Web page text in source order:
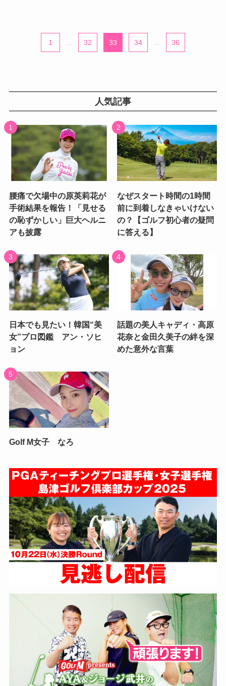
1 32 33 34 36
人気記事
腰痛で欠場中の原英莉花が
手術結果を報告！「見せる
の恥ずかしい」巨大ヘルニ
アも披露
なぜスタート時間の1時間
前に到着しなきゃいけない
の？【ゴルフ初心者の疑問
に答える】
日本でも見たい！韓国“美
女”プロ図鑑 アン・ソヒ
ョン
話題の美人キャディ・高原
花奈と金田久美子の絆を深
めた意外な言葉
Golf M女子 なろ